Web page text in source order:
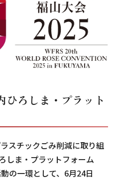
ろしま・プラット
スチックごみ削減に取り組
しま・プラットフォーム
の一環として、6月24日